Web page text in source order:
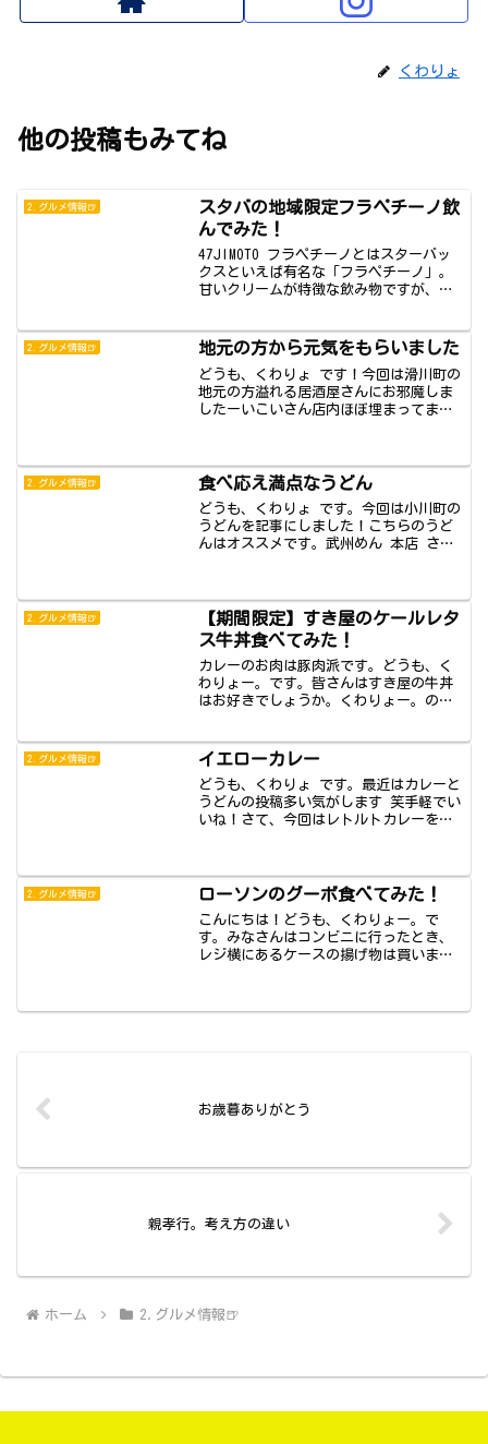
くわりょ
他の投稿もみてね
2.グルメ情報🍺
スタバの地域限定フラペチーノ飲
んでみた！
47JIMOTO フラペチーノとはスターバッ
クスといえば有名な「フラペチーノ」。
甘いクリームが特徴な飲み物ですが、今
2.グルメ情報🍺 地元の方から元気をもらいました
どうも、くわりょ です！今回は滑川町の
地元の方溢れる居酒屋さんにお邪魔しま
したーいこいさん店内ほぼ埋まってまし
2.グルメ情報🍺 食べ応え満点なうどん
どうも、くわりょ です。今回は小川町の
うどんを記事にしました！こちらのうど
んはオススメです。武州めん 本店 さん
2.グルメ情報🍺
【期間限定】すき屋のケールレタ
ス牛丼食べてみた！
カレーのお肉は豚肉派です。どうも、く
わりょー。です。皆さんはすき屋の牛丼
はお好きでしょうか。くわりょー。の家
2.グルメ情報🍺 イエローカレー
どうも、くわりょ です。最近はカレーと
うどんの投稿多い気がします 笑手軽でい
いね！さて、今回はレトルトカレーを記
2.グルメ情報🍺 ローソンのグーボ食べてみた！
こんにちは！どうも、くわりょー。で
す。みなさんはコンビニに行ったとき、
レジ横にあるケースの揚げ物は買います
お歳暮ありがとう
親孝行。考え方の違い
ホーム 2.グルメ情報🍺